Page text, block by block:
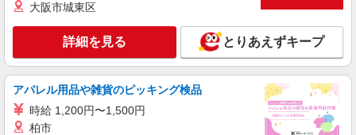
大阪市城東区
詳細を見る とりあえずキープ
アパレル用品や雑貨のピッキング検品
時給 1,200円〜1,500円
柏市